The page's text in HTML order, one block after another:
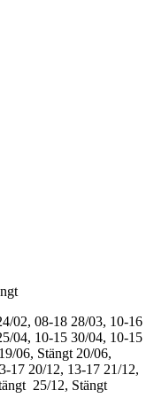
02, 08-18 28/03, 10-16
04, 10-15 30/04, 10-15
19/06, Stängt 20/06,
17 20/12, 13-17 21/12,
25/12, Stängt